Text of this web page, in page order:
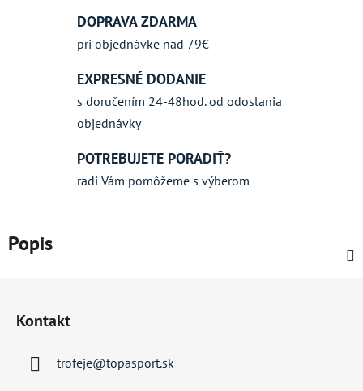
DOPRAVA ZDARMA
pri objednávke nad 79€
EXPRESNÉ DODANIE
s doručením 24-48hod. od odoslania
objednávky
POTREBUJETE PORADIŤ?
radi Vám pomôžeme s výberom
Popis
Kontakt
trofeje@topasport.sk